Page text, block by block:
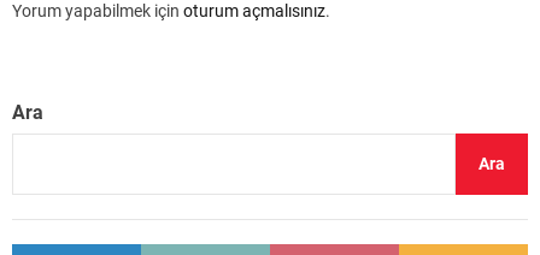
Yorum yapabilmek için oturum açmalısınız.
Ara
Ara